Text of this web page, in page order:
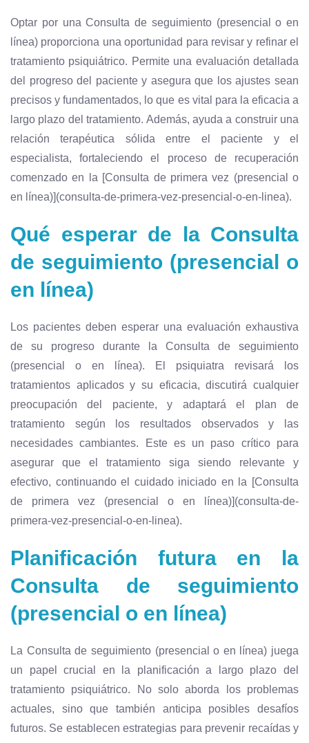
Optar por una Consulta de seguimiento (presencial o en
línea) proporciona una oportunidad para revisar y refinar el
tratamiento psiquiátrico. Permite una evaluación detallada
del progreso del paciente y asegura que los ajustes sean
precisos y fundamentados, lo que es vital para la eficacia a
largo plazo del tratamiento. Además, ayuda a construir una
relación terapéutica sólida entre el paciente y el
especialista, fortaleciendo el proceso de recuperación
comenzado en la [Consulta de primera vez (presencial o
en línea)](consulta-de-primera-vez-presencial-o-en-linea).
Qué esperar de la Consulta
de seguimiento (presencial o
en línea)
Los pacientes deben esperar una evaluación exhaustiva
de su progreso durante la Consulta de seguimiento
(presencial o en línea). El psiquiatra revisará los
tratamientos aplicados y su eficacia, discutirá cualquier
preocupación del paciente, y adaptará el plan de
tratamiento según los resultados observados y las
necesidades cambiantes. Este es un paso crítico para
asegurar que el tratamiento siga siendo relevante y
efectivo, continuando el cuidado iniciado en la [Consulta
de primera vez (presencial o en línea)](consulta-de-
primera-vez-presencial-o-en-linea).
Planificación futura en la
Consulta de seguimiento
(presencial o en línea)
La Consulta de seguimiento (presencial o en línea) juega
un papel crucial en la planificación a largo plazo del
tratamiento psiquiátrico. No solo aborda los problemas
actuales, sino que también anticipa posibles desafíos
futuros. Se establecen estrategias para prevenir recaídas y